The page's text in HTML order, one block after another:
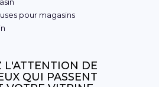
L'ATTENTION DE
QUI PASSENT